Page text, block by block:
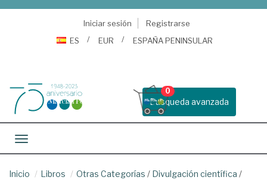
Iniciar sesión
Registrarse
ES
EUR ESPAÑA PENINSULAR
Busqueda avanzada
0
Toggle navigation
Inicio Libros Otras Categorías / Divulgación científica /